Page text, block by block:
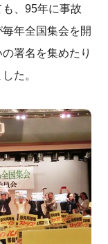
、95年に事故
年全国集会を開
署名を集めたり
た。